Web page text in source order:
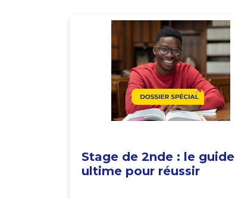
Stage de 2nde : le guide
ultime pour réussir